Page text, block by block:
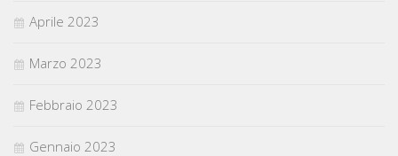
Aprile 2023
Marzo 2023
Febbraio 2023
Gennaio 2023